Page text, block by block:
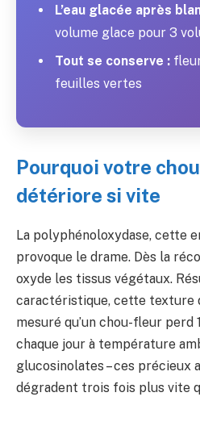
L’eau glacée après
volume glace pour 3
Tout se conserve :
feuilles vertes
Pourquoi votre
détériore si vite
La polyphénoloxydase, cette
provoque le drame. Dès la
oxyde les tissus végétaux.
caractéristique, cette texture
mesuré qu’un chou-fleur perd
chaque jour à température
glucosinolates – ces précieux
dégradent trois fois plus vite